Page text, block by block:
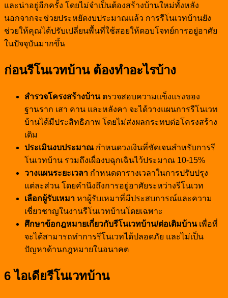
และน่าอยู่อีกครั้ง โดยไม่จำเป็นต้องสร้างบ้านใหม่ทั้งหลัง
นอกจากจะช่วยประหยัดงบประมาณแล้ว การรีโนเวทบ้านยัง
ช่วยให้คุณได้ปรับเปลี่ยนพื้นที่ใช้สอยให้ตอบโจทย์การอยู่อาศัย
ในปัจจุบันมากขึ้น
ก่อนรีโนเวทบ้าน ต้องทำอะไรบ้าง
สำรวจโครงสร้างบ้านตรวจสอบความแข็งแรงของ
ฐานราก เสา คาน และหลังคา จะได้วางแผนการรีโนเวท
บ้านได้มีประสิทธิภาพ โดยไม่ส่งผลกระทบต่อโครงสร้าง
เดิม
ประเมินงบประมาณ กำหนดวงเงินที่ชัดเจนสำหรับการรี
โนเวทบ้าน รวมถึงเผื่องบฉุกเฉินไว้ประมาณ 10-15%
วางแผนระยะเวลา กำหนดตารางเวลาในการปรับปรุง
แต่ละส่วน โดยคำนึงถึงการอยู่อาศัยระหว่างรีโนเวท
เลือกผู้รับเหมา หาผู้รับเหมาที่มีประสบการณ์และความ
เชี่ยวชาญในงานรีโนเวทบ้านโดยเฉพาะ
ศึกษาข้อกฎหมายเกี่ยวกับรีโนเวทบ้าน/ต่อเติมบ้านเพื่อที่
จะได้สามารถทำการรีโนเวทได้ปลอดภัย และไม่เป็น
ปัญหาด้านกฎหมายในอนาคต
6 ไอเดียรีโนเวทบ้าน